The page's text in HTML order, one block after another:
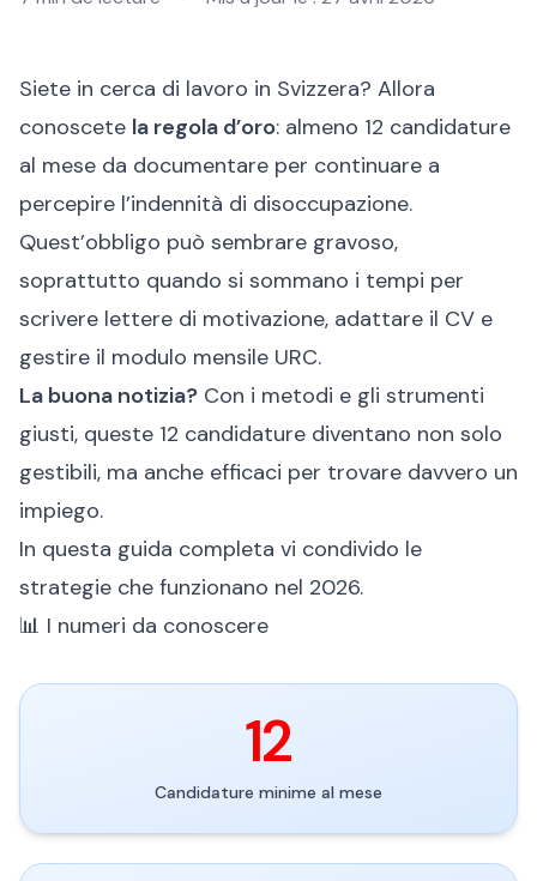
Siete in cerca di lavoro in Svizzera? Allora
conoscete la regola d’oro: almeno 12 candidature
al mese da documentare per continuare a
percepire l’indennità di disoccupazione.
Quest’obbligo può sembrare gravoso,
soprattutto quando si sommano i tempi per
scrivere lettere di motivazione, adattare il CV e
gestire il modulo mensile URC.
La buona notizia? Con i metodi e gli strumenti
giusti, queste 12 candidature diventano non solo
gestibili, ma anche efficaci per trovare davvero un
impiego.
In questa guida completa vi condivido le
strategie che funzionano nel 2026.
📊 I numeri da conoscere
12
Candidature minime al mese